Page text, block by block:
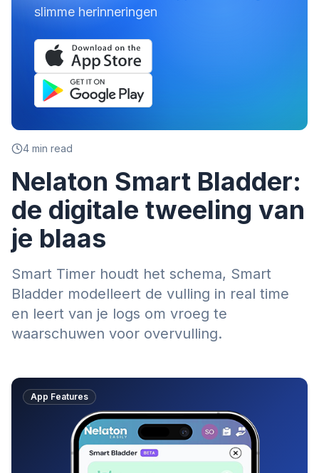
slimme herinneringen
4 min read
Nelaton Smart Bladder:
de digitale tweeling van
je blaas
Smart Timer houdt het schema, Smart
Bladder modelleert de vulling in real time
en leert van je logs om vroeg te
waarschuwen voor overvulling.
App Features